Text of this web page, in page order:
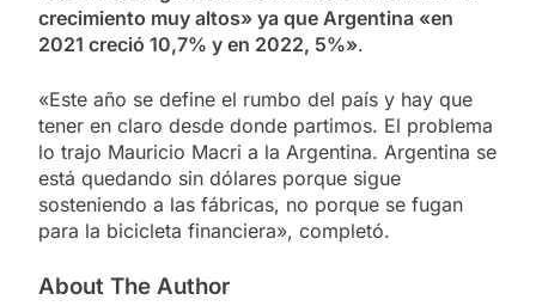
crecimiento muy altos» ya que Argentina «en
2021 creció 10,7% y en 2022, 5%».
«Este año se define el rumbo del país y hay que
tener en claro desde donde partimos. El problema
lo trajo Mauricio Macri a la Argentina. Argentina se
está quedando sin dólares porque sigue
sosteniendo a las fábricas, no porque se fugan
para la bicicleta financiera», completó.
About The Author